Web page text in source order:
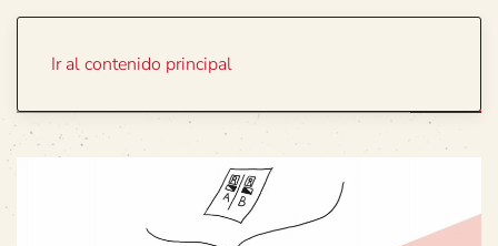
Ir al contenido principal